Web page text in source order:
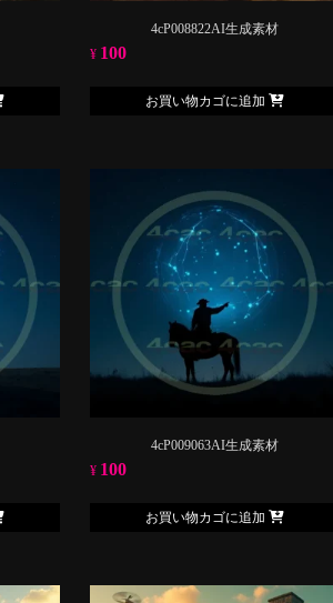
4cP008822AI生成素材
¥ 100
お買い物カゴに追加
4cP009063AI生成素材
¥ 100
お買い物カゴに追加